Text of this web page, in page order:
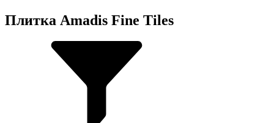
Плитка Amadis Fine Tiles